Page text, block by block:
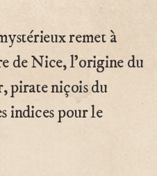
remet à
de Nice, l’origine du
pirate niçois du
indices pour le